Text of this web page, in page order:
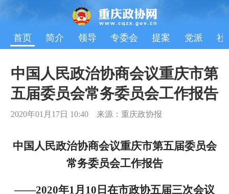
首页 简介 领导 专委会 提案 党派 社
中国人民政治协商会议重庆市第
五届委员会常务委员会工作报告
2020年01月17日 10:40 来源：重庆政协报
中国人民政治协商会议重庆市第五届委员会
常务委员会工作报告
——2020年1月10日在市政协五届三次会议